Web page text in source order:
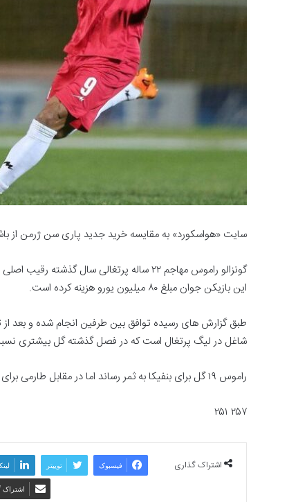
سایت «هواسکورد» به مقایسه خرید جدید پاری سن ژرمن از
گونزالو راموس مهاجم ۲۲ ساله پرتغالی
این بازیکن جوان مبلغ ۸۰ میلیون یورو هزینه کرده است.
شاغل در لیگ پرتغال است که در فصل گذشته گل بیشتری
راموس ۱۹ گل برای بنفیکا به ثمر رساند اما در مقابل طارمی برای پورتو ۲۲ گل زد تا جایزه آقای گلی را کسب کند.
۲۵۷ ۲۵۱
اشتراک گذاری فیسبوک توییتر
اشتراک